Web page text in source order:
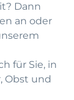
Dann
an oder
für Sie, in
Obst und